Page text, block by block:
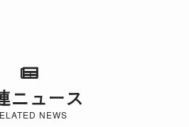
ニュース
NEWS